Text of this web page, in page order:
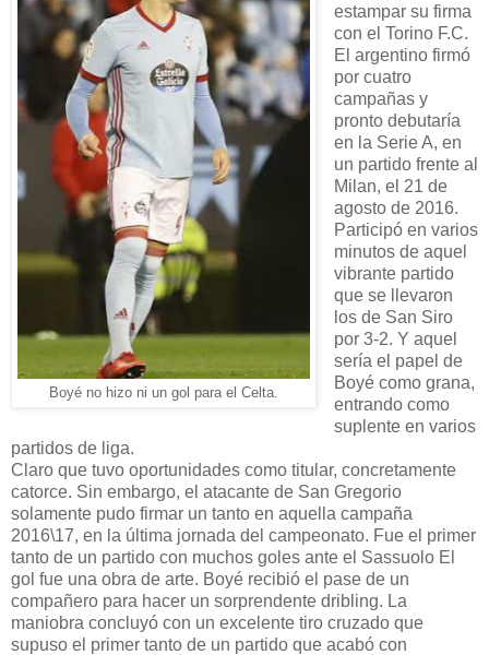
Boyé no hizo ni un gol para el Celta.
estampar su firma
con el Torino F.C.
El argentino firmó
por cuatro
campañas y
pronto debutaría
en la Serie A, en
un partido frente al
Milan, el 21 de
agosto de 2016.
Participó en varios
minutos de aquel
vibrante partido
que se llevaron
los de San Siro
por 3-2. Y aquel
sería el papel de
Boyé como grana,
entrando como
suplente en varios
partidos de liga.
Claro que tuvo oportunidades como titular, concretamente
catorce. Sin embargo, el atacante de San Gregorio
solamente pudo firmar un tanto en aquella campaña
2016\17, en la última jornada del campeonato. Fue el primer
tanto de un partido con muchos goles ante el Sassuolo El
gol fue una obra de arte. Boyé recibió el pase de un
compañero para hacer un sorprendente dribling. La
maniobra concluyó con un excelente tiro cruzado que
supuso el primer tanto de un partido que acabó con